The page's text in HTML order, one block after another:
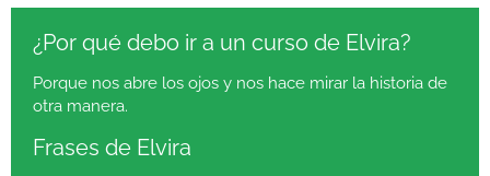
¿Por qué debo ir a un curso de Elvira?
Porque nos abre los ojos y nos hace mirar la historia de
otra manera.
Frases de Elvira